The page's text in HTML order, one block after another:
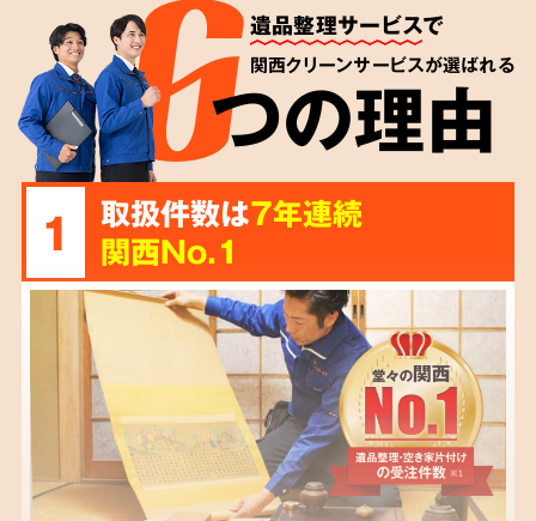
遺品整理サービスで
関西クリーンサービスが選ばれる
つの理由
1 取扱件数は7年連続
関西No.1